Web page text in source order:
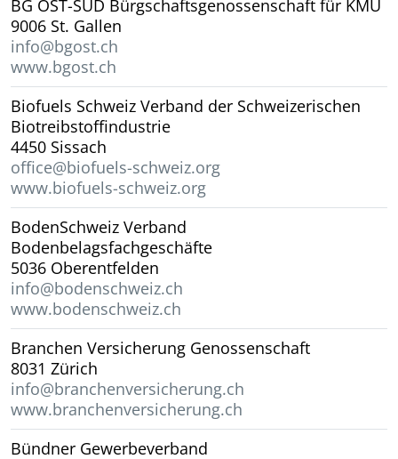
BG OST-SÜD Bürgschaftsgenossenschaft für KMU
9006 St. Gallen
info@bgost.ch
www.bgost.ch
Biofuels Schweiz Verband der Schweizerischen
Biotreibstoffindustrie
4450 Sissach
office@biofuels-schweiz.org
www.biofuels-schweiz.org
BodenSchweiz Verband
Bodenbelagsfachgeschäfte
5036 Oberentfelden
info@bodenschweiz.ch
www.bodenschweiz.ch
Branchen Versicherung Genossenschaft
8031 Zürich
info@branchenversicherung.ch
www.branchenversicherung.ch
Bündner Gewerbeverband